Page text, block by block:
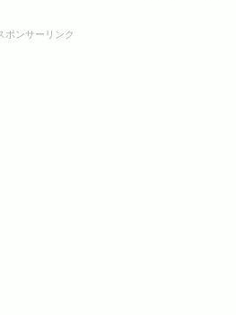
ポンサーリンク